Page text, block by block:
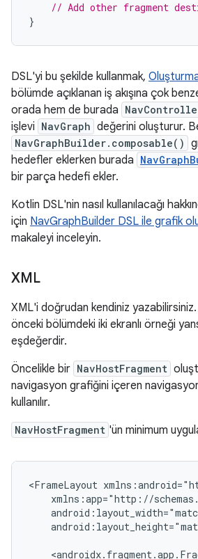
// Add other fragment
}
DSL'yi bu şekilde kullanmak,
bölümde açıklanan iş akışına çok
orada hem de burada
işlevi NavGraph değerini oluşturur.
NavGraphBuilder.composable()
hedefler eklerken burada
bir parça hedefi ekler.
Kotlin DSL'nin nasıl kullanılacağı
için NavGraphBuilder DSL ile grafik
makaleyi inceleyin.
XML
XML'i doğrudan kendiniz yazabilirsiniz.
önceki bölümdeki iki ekranlı örneği
eşdeğerdir.
Öncelikle bir NavHostFragment
navigasyon grafiğini içeren
kullanılır.
NavHostFragment 'ün minimum
<FrameLayout